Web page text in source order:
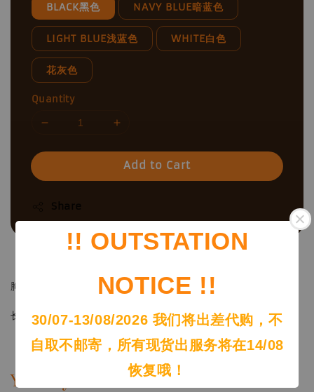
!! OUTSTATION
NOTICE !!
30/07-13/08/2026 我们将出差代购，不
自取不邮寄，所有现货出服务将在14/08
恢复哦！
BLACK黑色 NAVY BLUE暗蓝色
LIGHT BLUE浅蓝色 WHITE白色
花灰色
Quantity
Add to Cart
Share
胸围Bust：80-120cm
长度Length：48cm
You may also like